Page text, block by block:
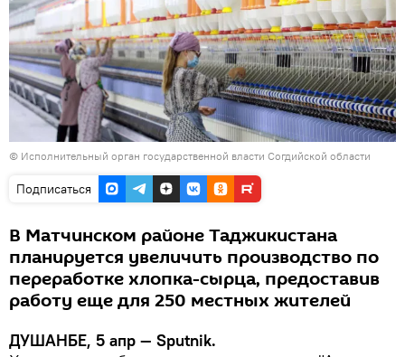
© Исполнительный орган государственной власти Согдийской области
Подписаться
В Матчинском районе Таджикистана
планируется увеличить производство по
переработке хлопка-сырца, предоставив
работу еще для 250 местных жителей
ДУШАНБЕ, 5 апр — Sputnik.